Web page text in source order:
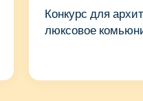
Конкурс для
люксовое